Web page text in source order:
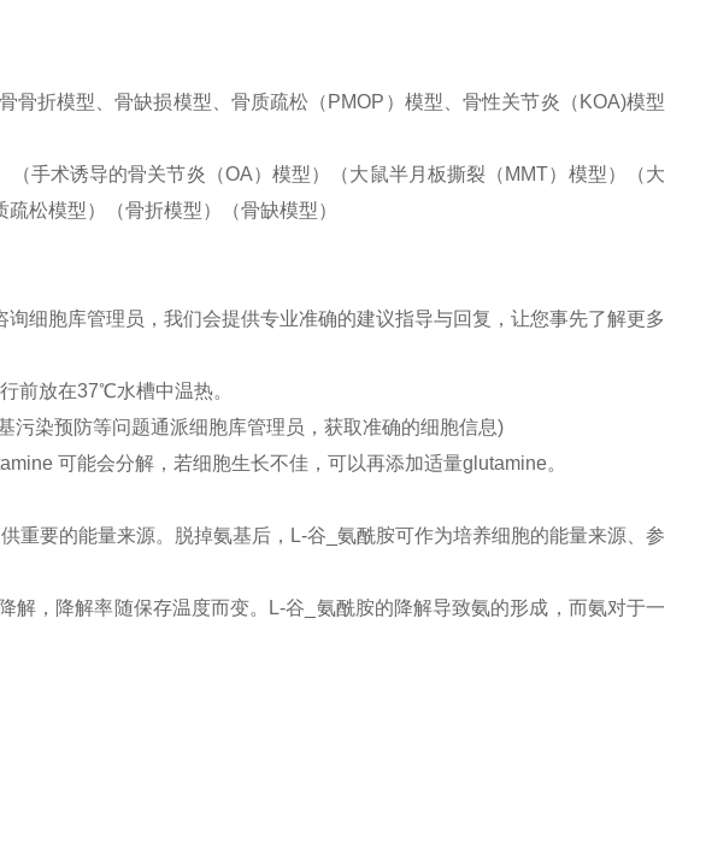
骨折模型、骨缺损模型、骨质疏松（PMOP）模型、骨性关节炎（KOA)模型
手术诱导的骨关节炎（OA）模型）（大鼠半月板撕裂（MMT）模型）（大
松模型）（骨折模型）（骨缺模型）
细胞库管理员，我们会提供专业准确的建议指导与回复，让您事先了解更多
前放在37℃水槽中温热。
污染预防等问题通派细胞库管理员，获取准确的细胞信息)
可能会分解，若细胞生长不佳，可以再添加适量glutamine。
重要的能量来源。脱掉氨基后，L-谷_氨酰胺可作为培养细胞的能量来源、参
解，降解率随保存温度而变。L-谷_氨酰胺的降解导致氨的形成，而氨对于一